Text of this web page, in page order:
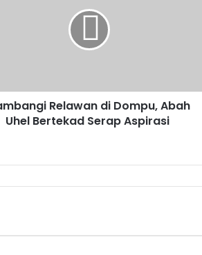
Relawan di Dompu, Abah
Uhel Bertekad Serap Aspirasi